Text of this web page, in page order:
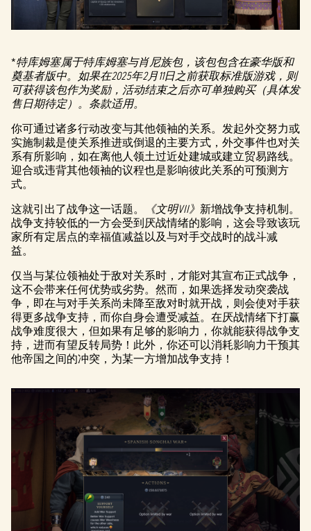
*特库姆塞属于特库姆塞与肖尼族包，该包包含在豪华版和
奠基者版中。如果在2025年2月11日之前获取标准版游戏，则
可获得该包作为奖励，活动结束之后亦可单独购买（具体发
售日期待定）。条款适用。
你可通过诸多行动改变与其他领袖的关系。发起外交努力或
实施制裁是使关系推进或倒退的主要方式，外交事件也对关
系有所影响，如在离他人领土过近处建城或建立贸易路线。
迎合或违背其他领袖的议程也是影响彼此关系的可预测方
式。
这就引出了战争这一话题。
《文明VII》 新增战争支持机制。
战争支持较低的一方会受到厌战情绪的影响，这会导致该玩
家所有定居点的幸福值减益以及与对手交战时的战斗减
益。
仅当与某位领袖处于敌对关系时，才能对其宣布正式战争，
这不会带来任何优势或劣势。然而，如果选择发动突袭战
争，即在与对手关系尚未降至敌对时就开战，则会使对手获
得更多战争支持，而你自身会遭受减益。在厌战情绪下打赢
战争难度很大，但如果有足够的影响力，你就能获得战争支
持，进而有望反转局势！此外，你还可以消耗影响力干预其
他帝国之间的冲突，为某一方增加战争支持！